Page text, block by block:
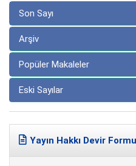
Son Sayı
Arşiv
Popüler Makaleler
Eski Sayılar
Yayın Hakkı Devir Formu